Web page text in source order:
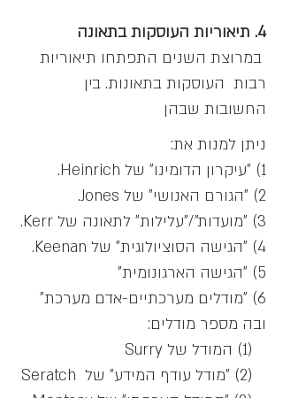
4. תיאוריות העוסקות בתאונה
במרוצת השנים התפתחו תיאוריות
רבות העוסקות בתאונות. בין
החשובות שבהן
ניתן למנות את:
1) "עיקרון הדומינו" של Heinrich.
2) "הגורם האנושי" של Jones.
3) "מועדות"/"עלילות" לתאונה של Kerr.
4) "הגישה הסוציולוגית" של Keenan.
5) "הגישה הארגונומית"
6) "מודלים מערכתיים-אדם מערכת"
ובה מספר מודלים:
(1) המודל של Surry
(2) "מודל עודף המידע" של Seratch